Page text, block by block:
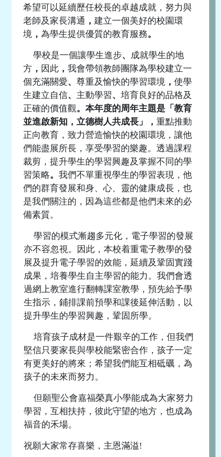
希望可以延續歷任校長的卓越成就，努力與
老師及家長溝通 ， 建立一個美好的校園環
境 ， 為學生提供優質的教育服務。
學校是一個讓學生進步、 成就學生的地
方 ， 因此 ， 我會帶領教師團隊為學校建立一
個充滿關愛、 尊重及愉快的學習環境 ， 使學
生建立自信、 主動學習、 培育良好的品格及
正確的價值觀。 本年度的周年主題是「教育
並進啟新知，立德樹人共成長」， 重點推動
正向教育，致力營造愉快的校園環境，讓他
們能盡展所長，享受學習的樂趣。透過課程
裁剪，提升學生的學習興趣及掌握不同的學
習策略。 我們不單重視學生的學習表現，他
們的群育發展和身、心、靈的健康成長，也
是我們關注的，因為這些都是他們未來的必
備素質。
學習的模式漸趨多元化，電子學習的發展
亦不容忽視。因此，本校着重電子教學的發
展及提升電子學習的效能，延續及鞏固實踐
成果，培養學生自主學習的能力。我們會透
過網上教室進行翻轉課室教學，預先給予學
生指示，鋪排課前預學和課後延伸活動，以
提升學生的學習興趣，鞏固所學。
培育孩子成材是一件艱辛的工作，但我們
堅信只要家長與學校能緊密合作，孩子一定
有更美好的將來；希望我們能互相砥礪，為
孩子的未來而努力。
但願聖公會嘉福榮真小學能成為大家努力
學習，互相扶持，彼此守望的地方，也成為
福音的禾場。
祝願大家常存喜樂，主恩滿溢!